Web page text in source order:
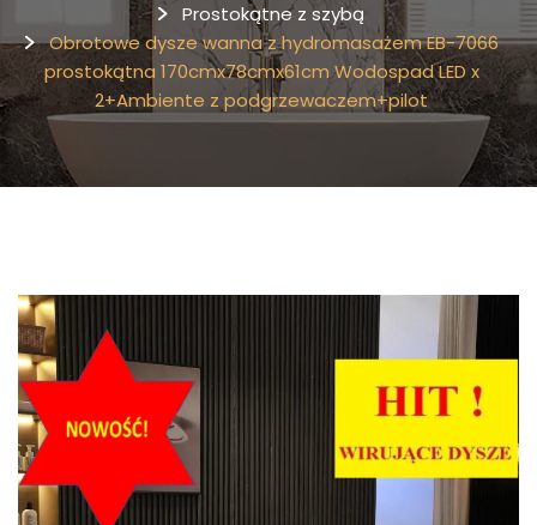
Prostokątne z szybą
Obrotowe dysze wanna z hydromasażem EB-7066
prostokątna 170cmx78cmx61cm Wodospad LED x
2+Ambiente z podgrzewaczem+pilot